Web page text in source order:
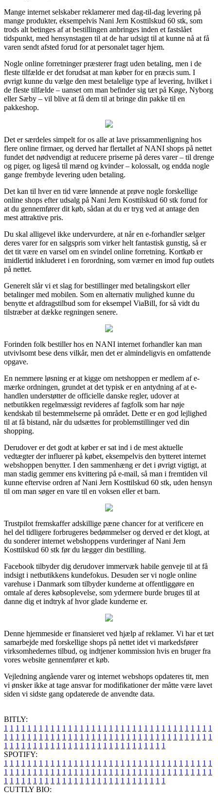
Mange internet selskaber reklamerer med dag-til-dag levering på
mange produkter, eksempelvis Nani Jern Kosttilskud 60 stk, som
trods alt betinges af at bestillingen anbringes inden et fastslået
tidspunkt, med hensynstagen til at de har udsigt til at kunne nå at få
varen sendt afsted forud for at personalet tager hjem.
Nogle online forretninger præsterer fragt uden betaling, men i de
fleste tilfælde er det forudsat at man køber for en præcis sum. I
øvrigt kunne du vælge den mest betalelige type af levering, hvilket i
de fleste tilfælde – uanset om man befinder sig tæt på Køge, Nyborg
eller Sæby – vil blive at få dem til at bringe din pakke til en
pakkeshop.
Det er særdeles simpelt for os alle at lave prissammenligning hos
flere online firmaer, og derved har flertallet af NANI shops på nettet
fundet det nødvendigt at reducere priserne på deres varer – til drenge
og piger, og ligeså til mænd og kvinder – kolossalt, og endda nogle
gange frembyde levering uden betaling.
Det kan til hver en tid være lønnende at prøve nogle forskellige
online shops efter udsalg på Nani Jern Kosttilskud 60 stk forud for
at du gennemfører dit køb, sådan at du er tryg ved at antage den
mest attraktive pris.
Du skal alligevel ikke undervurdere, at når en e-forhandler sælger
deres varer for en salgspris som virker helt fantastisk gunstig, så er
det tit være en varsel om en svindel online forretning. Kortkøb er
imidlertid inkluderet i en forordning, som værner en imod fup outlets
på nettet.
Generelt slår vi et slag for bestillinger med betalingskort eller
betalinger med mobilen. Som en alternativ mulighed kunne du
benytte et afdragstilbud som for eksempel ViaBill, for så vidt du
tilstræber at dække regningen senere.
Forinden folk bestiller hos en NANI internet forhandler kan man
utvivlsomt bese dens vilkår, men det er almindeligvis en omfattende
opgave.
En nemmere løsning er at kigge om netshoppen er medlem af e-
mærke ordningen, grundet at det typisk er en antydning af at e-
handlen understøtter de officielle danske regler, udover at
netbutikken regelmæssigt revideres af fagfolk som har nøje
kendskab til bestemmelserne på området. Dette er en god lejlighed
til at få bistand, når du udsættes for problemstillinger ved din
shopping.
Derudover er det godt at køber er sat ind i de mest aktuelle
vedtægter der influerer på købet, eksempelvis den bytteret internet
webshoppen benytter. I den sammenhæng er det i øvrigt vigtigt, at
man stadig gemmer ens kvittering på e-mail, så man i fremtiden vil
kunne eftervise ordren af Nani Jern Kosttilskud 60 stk, uden hensyn
til om man søger en vare til en voksen eller et barn.
Trustpilot fremskaffer adskillige pæne chancer for at verificere en
hel del tidligere forbrugeres bedømmelser og derved er det klogt, at
du sonderer internet webshoppens vurderinger af Nani Jern
Kosttilskud 60 stk før du lægger din bestilling.
Facebook tilbyder dig derudover immervæk habile genveje til at få
indsigt i netbutikkens kundefokus. Desuden ser vi nogle online
varehuse i Danmark som tilbyder kunderne at offentliggøre en
omtale af deres købsoplevelse, som ydermere burde bruges til at
danne dig et indtryk af hvor glade kunderne er.
Denne hjemmeside er finansieret ved hjælp af reklamer. Vi har et tæt
samarbejde med forskellige shops på nettet idet vi markedsfører
virksomhedernes tilbud, og indtjener kommission hvis en bruger fra
vores website gennemfører et køb.
Vejledning angående varer og internet webshops opdateres tit, men
vi ønsker ikke at tage ansvar for modifikationer der måtte være lavet
siden vi sidste gang opdaterede de anvendte data.
BITLY:
1 1 1 1 1 1 1 1 1 1 1 1 1 1 1 1 1 1 1 1 1 1 1 1 1 1 1 1 1 1 1 1 1 1 1 1
1 1 1 1 1 1 1 1 1 1 1 1 1 1 1 1 1 1 1 1 1 1 1 1 1 1 1 1 1 1 1 1 1 1 1 1
1 1 1 1 1 1 1 1 1 1 1 1 1 1 1 1 1 1 1 1 1 1 1 1 1 1 1 1
SPOTIFY:
1 1 1 1 1 1 1 1 1 1 1 1 1 1 1 1 1 1 1 1 1 1 1 1 1 1 1 1 1 1 1 1 1 1 1 1
1 1 1 1 1 1 1 1 1 1 1 1 1 1 1 1 1 1 1 1 1 1 1 1 1 1 1 1 1 1 1 1 1 1 1 1
1 1 1 1 1 1 1 1 1 1 1 1 1 1 1 1 1 1 1 1 1 1 1 1 1 1 1 1
CUTTLY BIO: